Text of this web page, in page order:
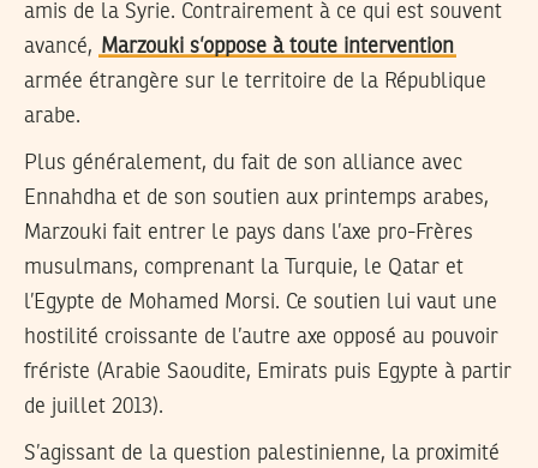
amis de la Syrie. Contrairement à ce qui est souvent
avancé, Marzouki s’oppose à toute intervention
armée étrangère sur le territoire de la République
arabe.
Plus généralement, du fait de son alliance avec
Ennahdha et de son soutien aux printemps arabes,
Marzouki fait entrer le pays dans l’axe pro-Frères
musulmans, comprenant la Turquie, le Qatar et
l’Egypte de Mohamed Morsi. Ce soutien lui vaut une
hostilité croissante de l’autre axe opposé au pouvoir
frériste (Arabie Saoudite, Emirats puis Egypte à partir
de juillet 2013).
S’agissant de la question palestinienne, la proximité